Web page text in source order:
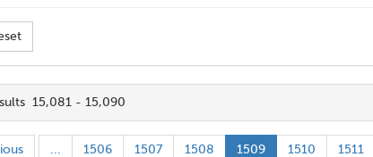
15,081 - 15,090
1506 1507 1508 1509 1510 1511